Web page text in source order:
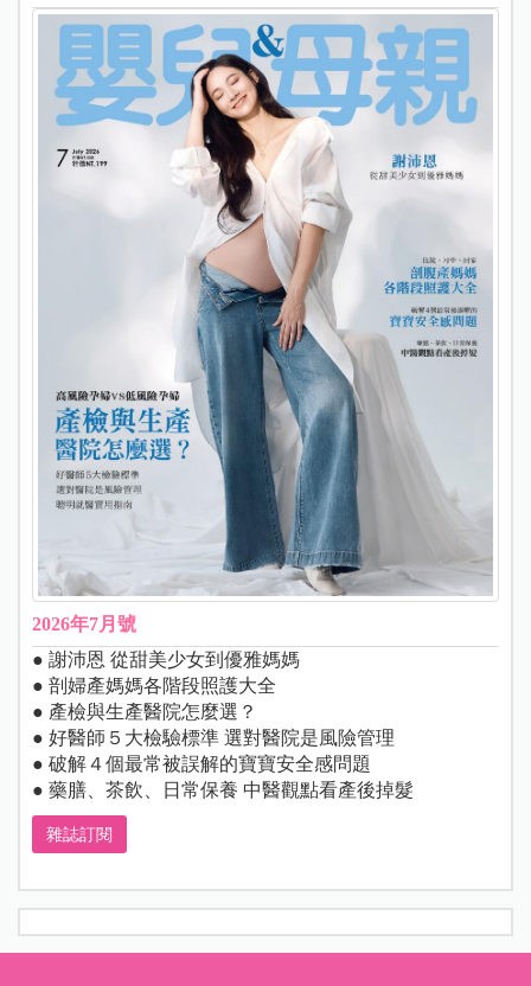
2026年7月號
● 謝沛恩 從甜美少女到優雅媽媽
● 剖婦產媽媽各階段照護大全
● 產檢與生產醫院怎麼選？
● 好醫師５大檢驗標準 選對醫院是風險管理
● 破解４個最常被誤解的寶寶安全感問題
● 藥膳、茶飲、日常保養 中醫觀點看產後掉髮
雜誌訂閱